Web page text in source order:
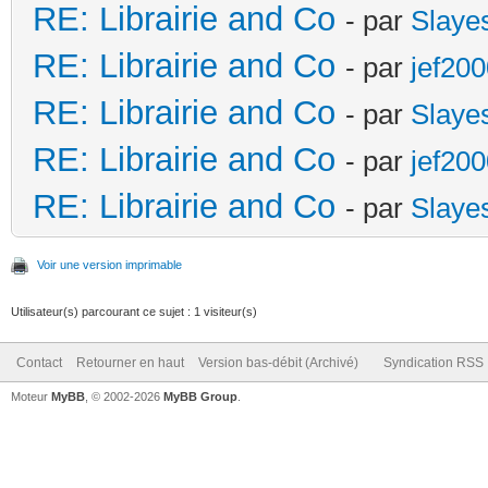
RE: Librairie and Co - par
RE: Librairie and Co - par
RE: Librairie and Co - par
RE: Librairie and Co - par
RE: Librairie and Co - par
Voir une version imprimable
Utilisateur(s) parcourant ce sujet : 1 visiteur(s)
Contact Retourner en haut Version bas-débit (Archivé) Syndication RSS
Moteur MyBB , © 2002-2026 MyBB Group